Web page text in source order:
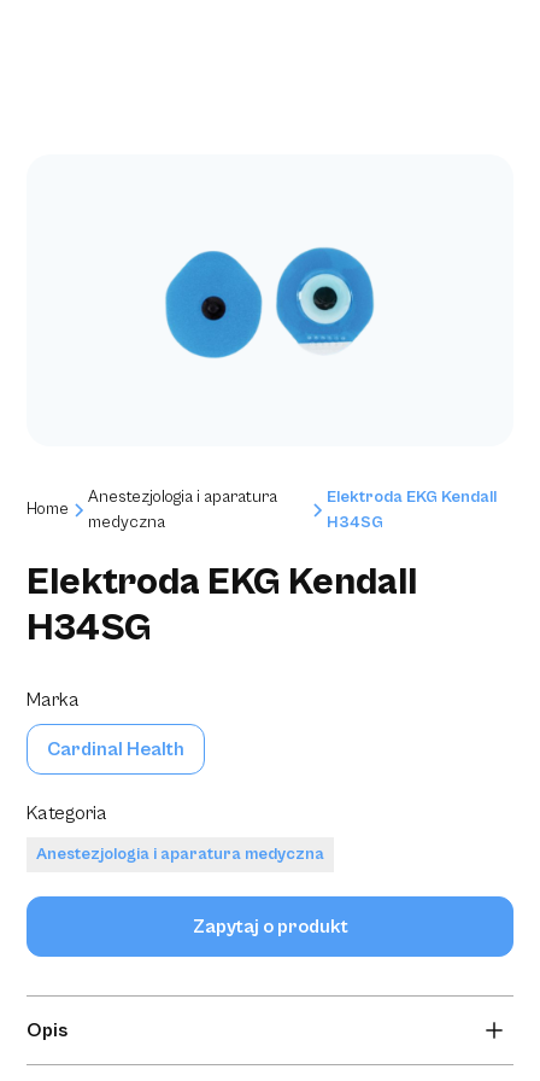
Home
Anestezjologia i aparatura
medyczna
Elektroda EKG Kendall
H34SG
Elektroda EKG Kendall
H34SG
Marka
Cardinal Health
Kategoria
Anestezjologia i aparatura medyczna
Zapytaj o produkt
Opis